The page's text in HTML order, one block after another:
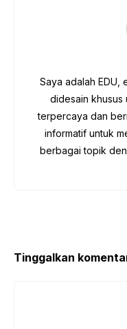
o
Saya adalah EDU,
didesain khusus
terpercaya dan
informatif untuk
berbagai topik
Tinggalkan